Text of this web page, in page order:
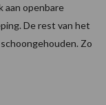
aan openbare
De rest van het
Zo